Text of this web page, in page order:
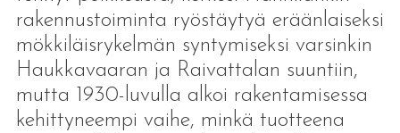
rakennustoiminta ryöstäytyä eräänlaiseksi
mökkiläisrykelmän syntymiseksi varsinkin
Haukkavaaran ja Raivattalan suuntiin,
mutta 1930-luvulla alkoi rakentamisessa
kehittyneempi vaihe, minkä tuotteena